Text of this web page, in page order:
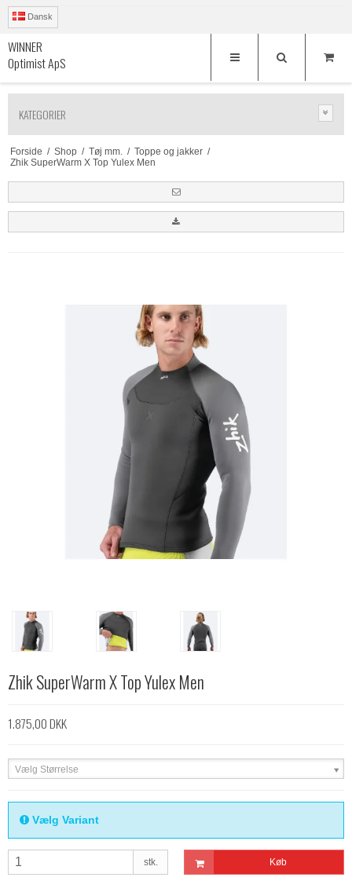
Dansk
WINNER
Optimist ApS
KATEGORIER
Forside / Shop / Tøj mm. / Toppe og jakker /
Zhik SuperWarm X Top Yulex Men
Zhik SuperWarm X Top Yulex Men
1.875,00 DKK
Vælg Størrelse
Vælg Variant
stk. Køb